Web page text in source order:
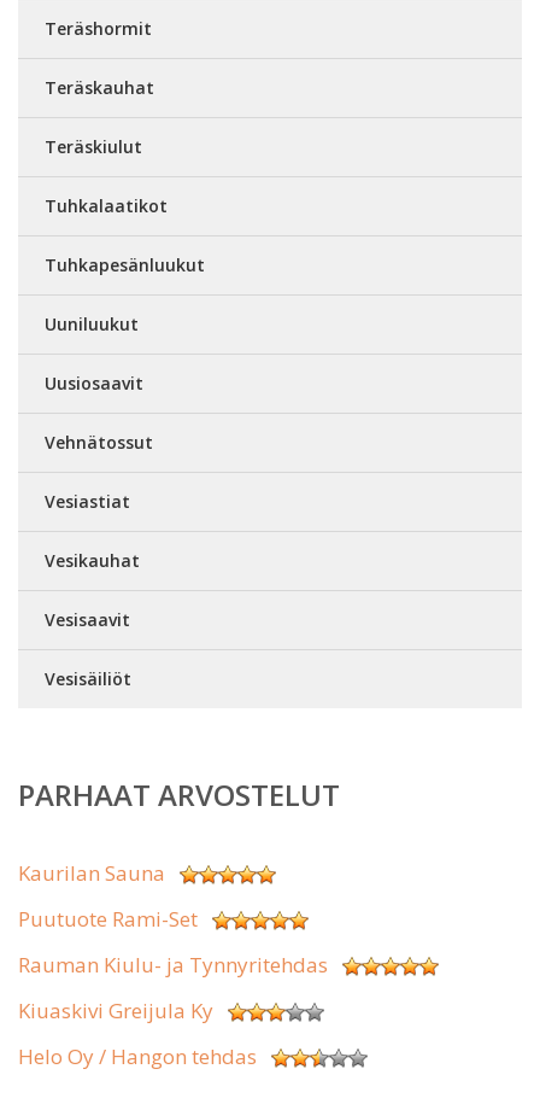
Teräshormit
Teräskauhat
Teräskiulut
Tuhkalaatikot
Tuhkapesänluukut
Uuniluukut
Uusiosaavit
Vehnätossut
Vesiastiat
Vesikauhat
Vesisaavit
Vesisäiliöt
PARHAAT ARVOSTELUT
Kaurilan Sauna
Puutuote Rami-Set
Rauman Kiulu- ja Tynnyritehdas
Kiuaskivi Greijula Ky
Helo Oy / Hangon tehdas